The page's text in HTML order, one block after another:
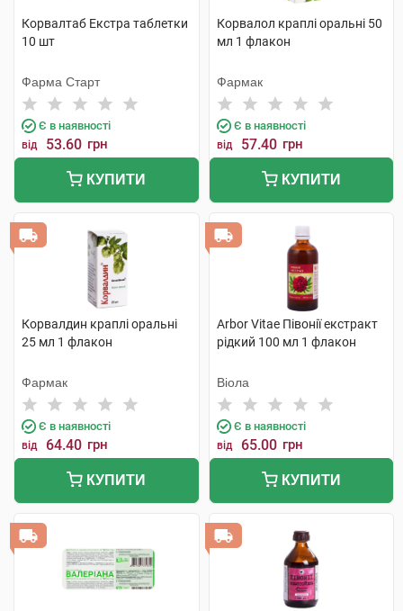
Корвалтаб Екстра таблетки
10 шт
Фарма Старт
Є в наявності
від 53.60 грн
КУПИТИ
Корвалол краплі оральні 50
мл 1 флакон
Фармак
Є в наявності
від 57.40 грн
КУПИТИ
Корвалдин краплі оральні
25 мл 1 флакон
Фармак
Є в наявності
від 64.40 грн
КУПИТИ
Arbor Vitae Півонії екстракт
рідкий 100 мл 1 флакон
Віола
Є в наявності
від 65.00 грн
КУПИТИ